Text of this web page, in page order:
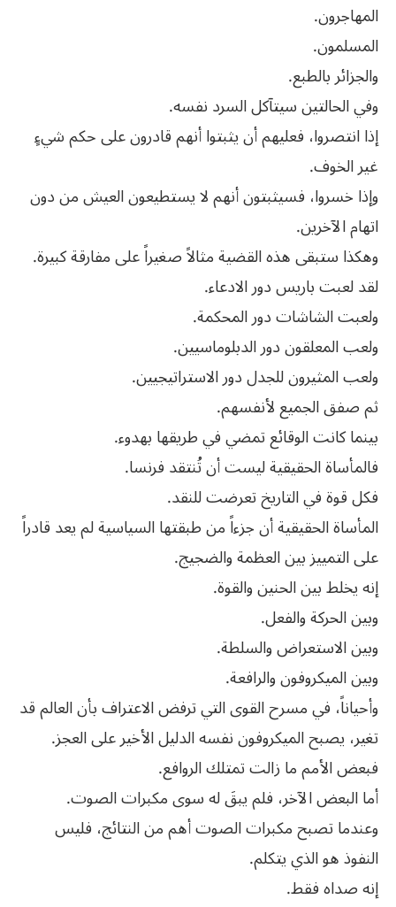
المهاجرون.
المسلمون.
والجزائر بالطبع.
وفي الحالتين سيتآكل السرد نفسه.
إذا انتصروا، فعليهم أن يثبتوا أنهم قادرون على حكم شيءٍ
غير الخوف.
وإذا خسروا، فسيثبتون أنهم لا يستطيعون العيش من دون
اتهام الآخرين.
وهكذا ستبقى هذه القضية مثالاً صغيراً على مفارقة كبيرة.
لقد لعبت باريس دور الادعاء.
ولعبت الشاشات دور المحكمة.
ولعب المعلقون دور الدبلوماسيين.
ولعب المثيرون للجدل دور الاستراتيجيين.
ثم صفق الجميع لأنفسهم.
بينما كانت الوقائع تمضي في طريقها بهدوء.
فالمأساة الحقيقية ليست أن تُنتقد فرنسا.
فكل قوة في التاريخ تعرضت للنقد.
المأساة الحقيقية أن جزءاً من طبقتها السياسية لم يعد قادراً
على التمييز بين العظمة والضجيج.
إنه يخلط بين الحنين والقوة.
وبين الحركة والفعل.
وبين الاستعراض والسلطة.
وبين الميكروفون والرافعة.
وأحياناً، في مسرح القوى التي ترفض الاعتراف بأن العالم قد
تغير، يصبح الميكروفون نفسه الدليل الأخير على العجز.
فبعض الأمم ما زالت تمتلك الروافع.
أما البعض الآخر، فلم يبقَ له سوى مكبرات الصوت.
وعندما تصبح مكبرات الصوت أهم من النتائج، فليس
النفوذ هو الذي يتكلم.
إنه صداه فقط.